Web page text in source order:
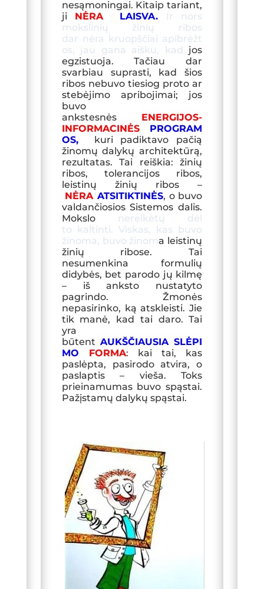
nesąmoningai. Kitaip tariant,
ji NĖRA LAISVA.
Ir nors
mokslinių žinių ribos
dar nėra kruopščiai apibrėžt
os, jau gana aišku, kad jos
egzistuoja. Tačiau dar
svarbiau suprasti, kad šios
ribos nebuvo tiesiog proto ar
stebėjimo apribojimai; jos
buvo
ankstesnės ENERGIJOS-
INFORMACINĖS PROGRAM
OS,
kuri padiktavo pačią
žinomų dalykų architektūrą,
rezultatas. Tai reiškia: žinių
ribos, tolerancijos ribos,
leistinų žinių ribos –
NĖRAATSITIKTINĖS, o buvo
valdančiosios Sistemos dalis.
Mokslo
nereikėtų dėl
to kaltinti. Viskas, kas buvo
žinoma, buvo žinoma leistinų
žinių ribose. Tai
nesumenkina formulių
didybės, bet parodo jų kilmę
– išanksto nustatyto
pagrindo. Žmonės
nepasirinko, ką atskleisti. Jie
tik manė, kad tai daro. Tai
yra
būtent AUKŠČIAUSIA SLĖPI
MO FORMA: kai tai, kas
paslėpta, pasirodo atvira, o
paslaptis – vieša. Toks
prieinamumas buvo spąstai.
Pažįstamų dalykų spąstai.